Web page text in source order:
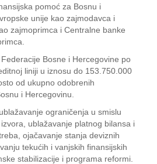
pomoć za Bosnu i
unije kao zajmodavca i
zajmoprimca i Centralne banke
Bosne i Hercegovine po
liniji u iznosu do 153.750.000
od ukupno odobrenih
i Hercegovinu.
ograničenja u smislu
ublažavanje platnog bilansa i
ojačavanje stanja deviznih
tekućih i vanjskih finansijskih
stabilizacije i programa reformi.